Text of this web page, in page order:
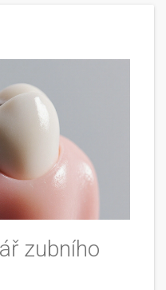
zubního